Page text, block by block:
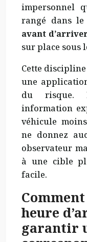
impersonnel
rangé dans
avant
sur place sous
Cette
une
du risque.
information
véhicule
ne donnez
observateur
à une cible
facile.
heure
garantir